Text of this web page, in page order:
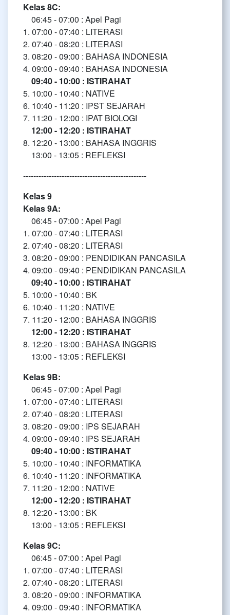
Kelas 8C:
06:45 - 07:00 : Apel Pagi
1. 07:00 - 07:40 : LITERASI
2. 07:40 - 08:20 : LITERASI
3. 08:20 - 09:00 : BAHASA INDONESIA
4. 09:00 - 09:40 : BAHASA INDONESIA
09:40 - 10:00 : ISTIRAHAT
5. 10:00 - 10:40 : NATIVE
6. 10:40 - 11:20 : IPST SEJARAH
7. 11:20 - 12:00 : IPAT BIOLOGI
12:00 - 12:20 : ISTIRAHAT
8. 12:20 - 13:00 : BAHASA INGGRIS
13:00 - 13:05 : REFLEKSI
------------------------------------------------
Kelas 9
Kelas 9A:
06:45 - 07:00 : Apel Pagi
1. 07:00 - 07:40 : LITERASI
2. 07:40 - 08:20 : LITERASI
3. 08:20 - 09:00 : PENDIDIKAN PANCASILA
4. 09:00 - 09:40 : PENDIDIKAN PANCASILA
09:40 - 10:00 : ISTIRAHAT
5. 10:00 - 10:40 : BK
6. 10:40 - 11:20 : NATIVE
7. 11:20 - 12:00 : BAHASA INGGRIS
12:00 - 12:20 : ISTIRAHAT
8. 12:20 - 13:00 : BAHASA INGGRIS
13:00 - 13:05 : REFLEKSI
Kelas 9B:
06:45 - 07:00 : Apel Pagi
1. 07:00 - 07:40 : LITERASI
2. 07:40 - 08:20 : LITERASI
3. 08:20 - 09:00 : IPS SEJARAH
4. 09:00 - 09:40 : IPS SEJARAH
09:40 - 10:00 : ISTIRAHAT
5. 10:00 - 10:40 : INFORMATIKA
6. 10:40 - 11:20 : INFORMATIKA
7. 11:20 - 12:00 : NATIVE
12:00 - 12:20 : ISTIRAHAT
8. 12:20 - 13:00 : BK
13:00 - 13:05 : REFLEKSI
Kelas 9C:
06:45 - 07:00 : Apel Pagi
1. 07:00 - 07:40 : LITERASI
2. 07:40 - 08:20 : LITERASI
3. 08:20 - 09:00 : INFORMATIKA
4. 09:00 - 09:40 : INFORMATIKA